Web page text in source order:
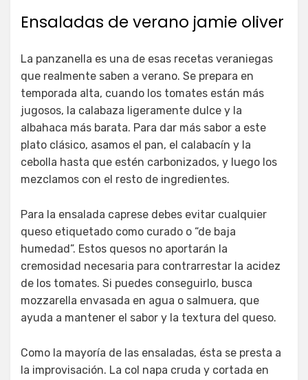
Ensaladas de verano jamie oliver
La panzanella es una de esas recetas veraniegas
que realmente saben a verano. Se prepara en
temporada alta, cuando los tomates están más
jugosos, la calabaza ligeramente dulce y la
albahaca más barata. Para dar más sabor a este
plato clásico, asamos el pan, el calabacín y la
cebolla hasta que estén carbonizados, y luego los
mezclamos con el resto de ingredientes.
Para la ensalada caprese debes evitar cualquier
queso etiquetado como curado o “de baja
humedad”. Estos quesos no aportarán la
cremosidad necesaria para contrarrestar la acidez
de los tomates. Si puedes conseguirlo, busca
mozzarella envasada en agua o salmuera, que
ayuda a mantener el sabor y la textura del queso.
Como la mayoría de las ensaladas, ésta se presta a
la improvisación. La col napa cruda y cortada en